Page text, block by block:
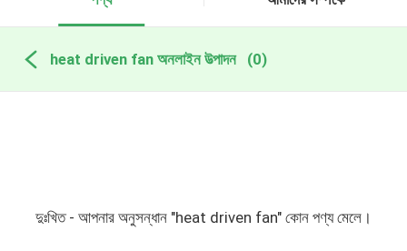
heat driven fan অনলাইন উত্পাদন (0)
দুঃখিত - আপনার অনুসন্ধান "heat driven fan" কোন পণ্য মেলে।